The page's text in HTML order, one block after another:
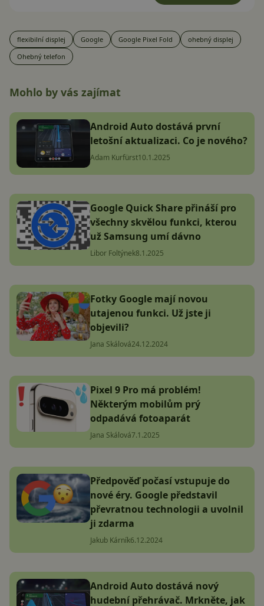
flexibilní displej Google Google Pixel Fold
ohebný displej
Ohebný telefon
Mohlo by vás zajímat
Android Auto dostává první
letošní aktualizaci. Co je nového?
Adam Kurfürst10.1.2025
Google Quick Share přináší pro
všechny skvělou funkci, kterou
už Samsung umí dávno
Libor Foltýnek8.1.2025
Fotky Google mají novou
utajenou funkci. Už jste ji
objevili?
Jana Skálová24.12.2024
Pixel 9 Pro má problém!
Některým mobilům prý
odpadává fotoaparát
Jana Skálová7.1.2025
Předpověď počasí vstupuje do
nové éry. Google představil
převratnou technologii a uvolnil
ji zdarma
Jakub Kárník6.12.2024
Android Auto dostává nový
hudební přehrávač. Mrkněte, jak